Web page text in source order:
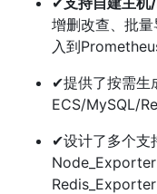
增删改查、批
入到
✔提供了按需生
ECS/MySQL/
✔设计了多个支
Redis_Exporter